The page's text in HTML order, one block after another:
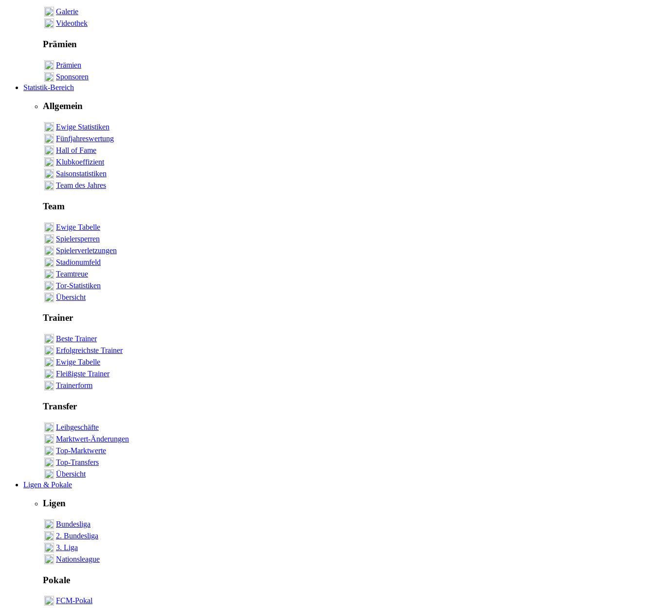
Galerie
Videothek
Prämien
Prämien
Sponsoren
Statistik-Bereich
Allgemein
Ewige Statistiken
Fünfjahreswertung
Hall of Fame
Klubkoeffizient
Saisonstatistiken
Team des Jahres
Team
Ewige Tabelle
Spielersperren
Spielerverletzungen
Stadionumfeld
Teamtreue
Tor-Statistiken
Übersicht
Trainer
Beste Trainer
Erfolgreichste Trainer
Ewige Tabelle
Fleißigste Trainer
Trainerform
Transfer
Leihgeschäfte
Marktwert-Änderungen
Top-Marktwerte
Top-Transfers
Übersicht
Ligen & Pokale
Ligen
Bundesliga
2. Bundesliga
3. Liga
Nationsleague
Pokale
FCM-Pokal